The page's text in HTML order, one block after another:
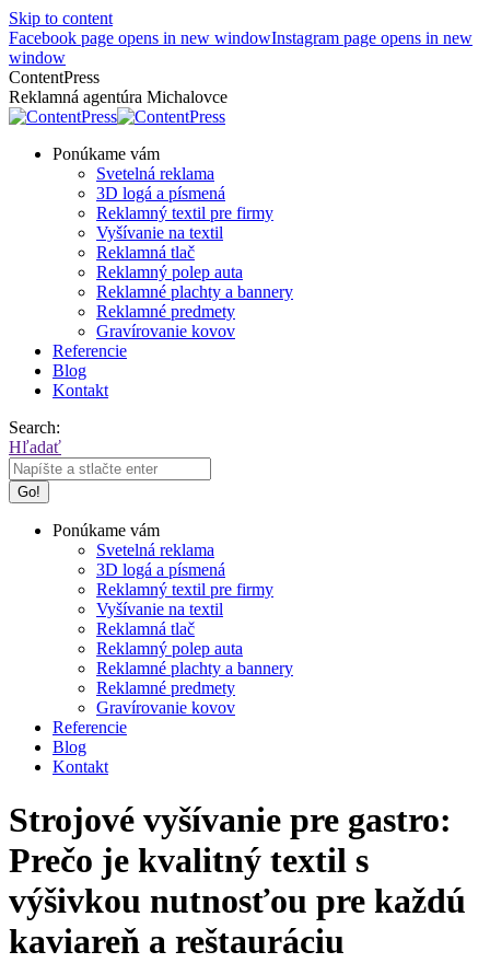
Skip to content
Facebook page opens in new windowInstagram page opens in new
window
ContentPress
Reklamná agentúra Michalovce
Ponúkame vám
Svetelná reklama
3D logá a písmená
Reklamný textil pre firmy
Vyšívanie na textil
Reklamná tlač
Reklamný polep auta
Reklamné plachty a bannery
Reklamné predmety
Gravírovanie kovov
Referencie
Blog
Kontakt
Search:
Hľadať
Ponúkame vám
Svetelná reklama
3D logá a písmená
Reklamný textil pre firmy
Vyšívanie na textil
Reklamná tlač
Reklamný polep auta
Reklamné plachty a bannery
Reklamné predmety
Gravírovanie kovov
Referencie
Blog
Kontakt
Strojové vyšívanie pre gastro:
Prečo je kvalitný textil s
výšivkou nutnosťou pre každú
kaviareň a reštauráciu